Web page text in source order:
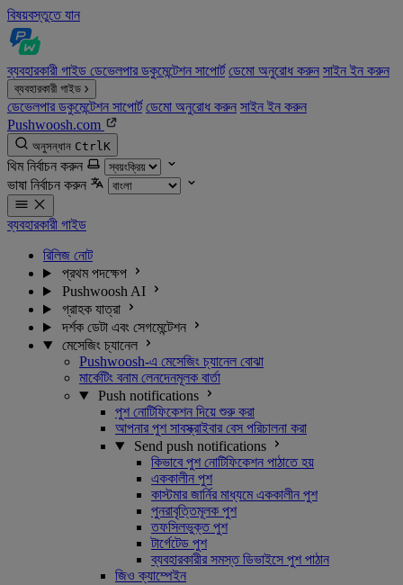
বিষয়বস্তুতে যান
ব্যবহারকারী গাইড ডেভেলপার ডকুমেন্টেশন সাপোর্ট ডেমো অনুরোধ করুন সাইন ইন করুন
ব্যবহারকারী গাইড
ডেভেলপার ডকুমেন্টেশন সাপোর্ট ডেমো অনুরোধ করুন সাইন ইন করুন
Pushwoosh.com
অনুসন্ধান CtrlK
থিম নির্বাচন করুন
ভাষা নির্বাচন করুন
ব্যবহারকারী গাইড
রিলিজ নোট
প্রথম পদক্ষেপ
Pushwoosh AI
গ্রাহক যাত্রা
দর্শক ডেটা এবং সেগমেন্টেশন
মেসেজিং চ্যানেল
Pushwoosh-এ মেসেজিং চ্যানেল বোঝা
মার্কেটিং বনাম লেনদেনমূলক বার্তা
Push notifications
পুশ নোটিফিকেশন দিয়ে শুরু করা
আপনার পুশ সাবস্ক্রাইবার বেস পরিচালনা করা
Send push notifications
কিভাবে পুশ নোটিফিকেশন পাঠাতে হয়
এককালীন পুশ
কাস্টমার জার্নির মাধ্যমে এককালীন পুশ
পুনরাবৃত্তিমূলক পুশ
তফসিলভুক্ত পুশ
টার্গেটেড পুশ
ব্যবহারকারীর সমস্ত ডিভাইসে পুশ পাঠান
জিও ক্যাম্পেইন